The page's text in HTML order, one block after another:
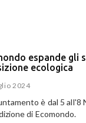
espande gli
ecologica
2024
è dal 5 all'8
di Ecomondo.